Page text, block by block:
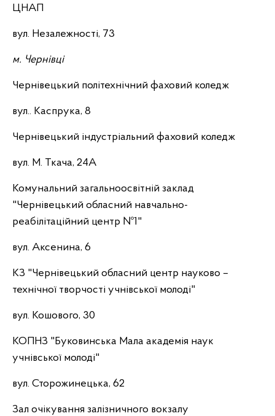
ЦНАП
вул. Незалежності, 73
м. Чернівці
Чернівецький політехнічний фаховий коледж
вул.. Каспрука, 8
Чернівецький індустріальний фаховий коледж
вул. М. Ткача, 24А
Комунальний загальноосвітній заклад
"Чернівецький обласний навчально-
реабілітаційний центр №1"
вул. Аксенина, 6
КЗ "Чернівецький обласний центр науково –
технічної творчості учнівської молоді"
вул. Кошового, 30
КОПНЗ "Буковинська Мала академія наук
учнівської молоді"
вул. Сторожинецька, 62
Зал очікування залізничного вокзалу